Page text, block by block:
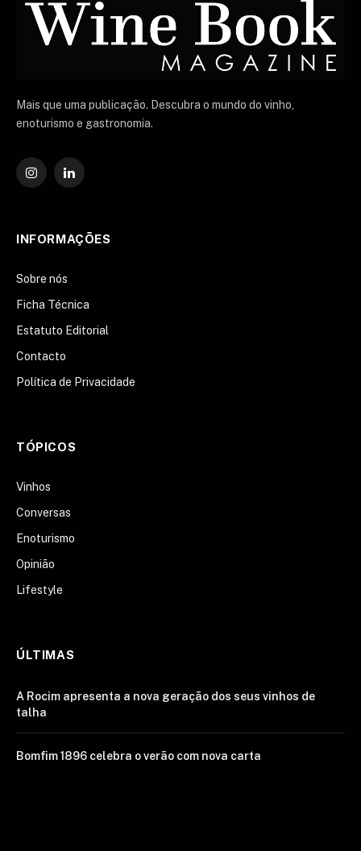
Mais que uma publicação. Descubra o mundo do vinho,
enoturismo e gastronomia.
Instagram
O
INFORMAÇÕES
Sobre nós
Ficha Técnica
Estatuto Editorial
Contacto
Política de Privacidade
TÓPICOS
Vinhos
Conversas
Enoturismo
Opinião
Lifestyle
ÚLTIMAS
A Rocim apresenta a nova geração dos seus vinhos de
talha
Bomfim 1896 celebra o verão com nova carta